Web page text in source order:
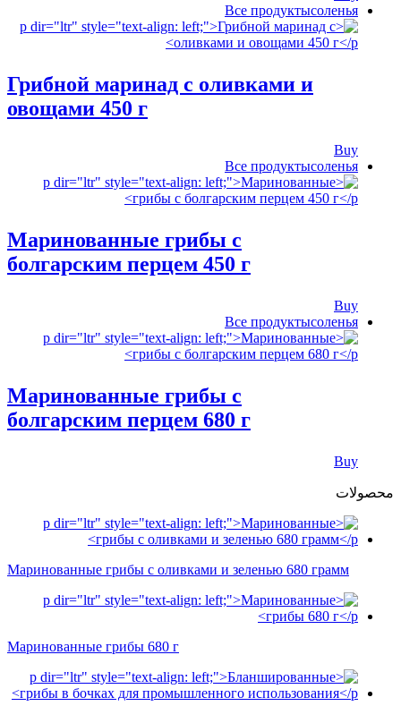
Все продуктысоленья
Грибной маринад с оливками и
овощами 450 г
Buy
Все продуктысоленья
Маринованные грибы с
болгарским перцем 450 г
Buy
Все продуктысоленья
Маринованные грибы с
болгарским перцем 680 г
Buy
محصولات
Маринованные грибы с оливками и зеленью 680 грамм
Маринованные грибы 680 г